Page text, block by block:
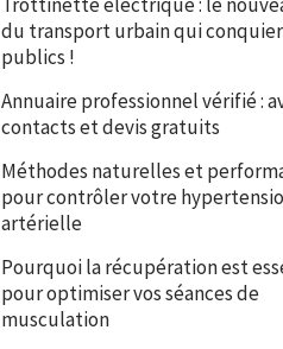
du transport urbain qui
publics !
Annuaire professionnel vérifié :
contacts et devis gratuits
Méthodes naturelles et
pour contrôler votre
artérielle
Pourquoi la récupération est
pour optimiser vos séances de
musculation